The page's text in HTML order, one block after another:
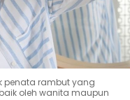
penata rambut yang
oleh wanita maupun